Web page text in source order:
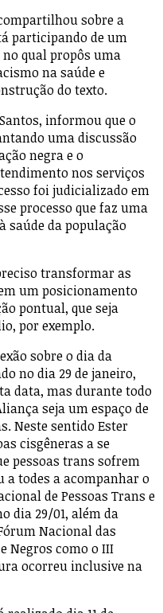
sobre a
participando de um
qual propôs uma
na saúde e
do texto.
informou que o
uma discussão
negra e o
nos serviços
foi judicializado em
processo que faz uma
saúde da população
transformar as
um posicionamento
pontual, que seja
por exemplo.
sobre o dia da
no dia 29 de janeiro,
data, mas durante todo
seja um espaço de
Neste sentido Ester
cisgêneras a se
pessoas trans sofrem
todes a acompanhar o
de Pessoas Trans e
dia 29/01, além da
Nacional das
Negros como o III
ocorreu inclusive na